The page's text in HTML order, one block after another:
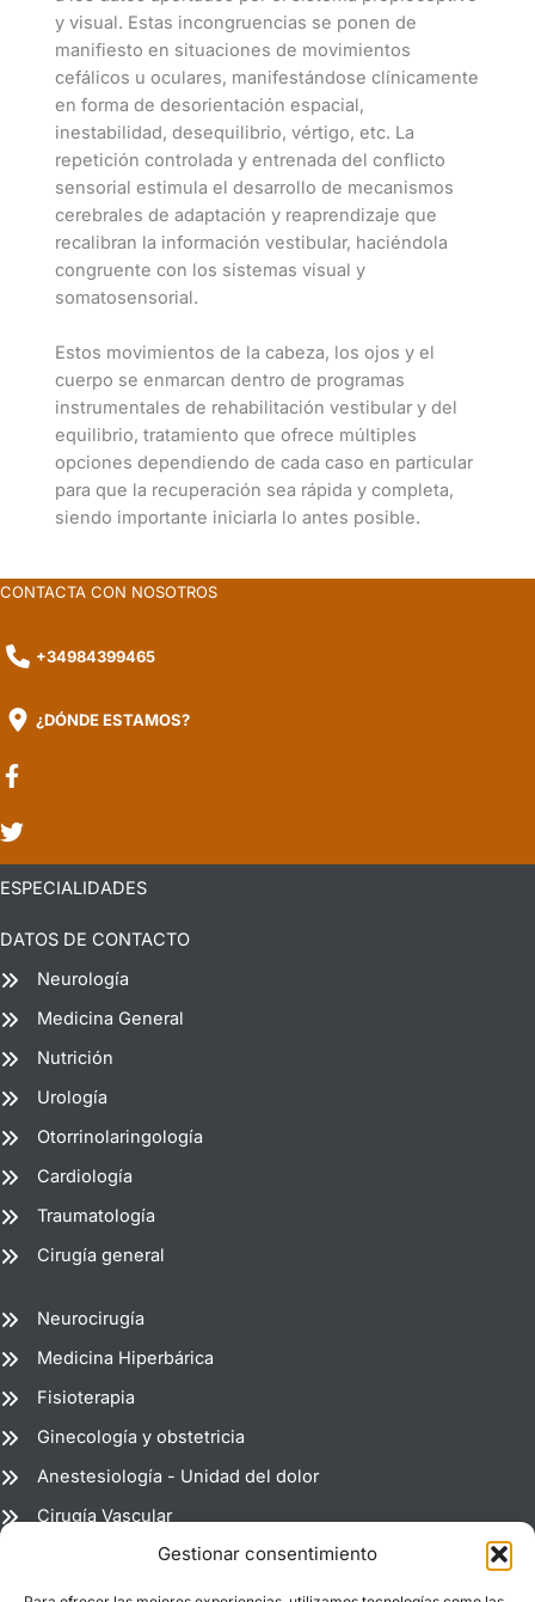
Gestionar consentimiento
y visual. Estas incongruencias se ponen de
manifiesto en situaciones de movimientos
cefálicos u oculares, manifestándose clínicamente
en forma de desorientación espacial,
inestabilidad, desequilibrio, vértigo, etc. La
repetición controlada y entrenada del conflicto
sensorial estimula el desarrollo de mecanismos
cerebrales de adaptación y reaprendizaje que
recalibran la información vestibular, haciéndola
congruente con los sistemas visual y
somatosensorial.
Estos movimientos de la cabeza, los ojos y el
cuerpo se enmarcan dentro de programas
instrumentales de rehabilitación vestibular y del
equilibrio, tratamiento que ofrece múltiples
opciones dependiendo de cada caso en particular
para que la recuperación sea rápida y completa,
siendo importante iniciarla lo antes posible.
CONTACTA CON NOSOTROS
+34984399465
¿DÓNDE ESTAMOS?
ESPECIALIDADES
DATOS DE CONTACTO
Neurología
Medicina General
Nutrición
Urología
Otorrinolaringología
Cardiología
Traumatología
Cirugía general
Neurocirugía
Medicina Hiperbárica
Fisioterapia
Ginecología y obstetricia
Anestesiología - Unidad del dolor
Cirugía Vascular